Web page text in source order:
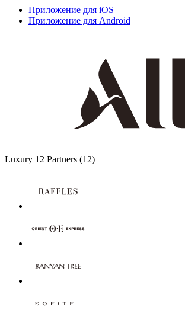
Приложение для iOS
Приложение для Android
Luxury 12 Partners (12)